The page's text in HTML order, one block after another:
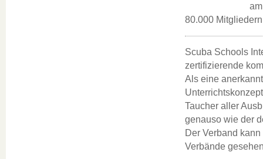
80.000
Scuba Schools
zertifizierende
Als eine
Taucher aller
genauso wie der
Der Verband
Verbände